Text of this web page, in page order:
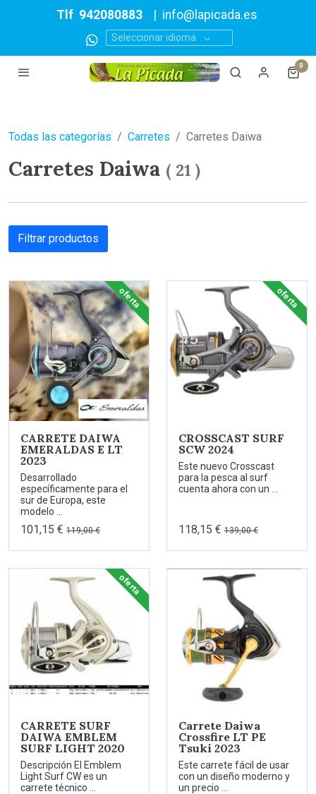
Tlf 942080883 info@lapicada.es
Seleccionar idioma
0
Todas las categorías Carretes Carretes Daiwa
Carretes Daiwa ( 21 )
Filtrar productos
CARRETE DAIWA
EMERALDAS E LT
2023
Desarrollado
específicamente para el
sur de Europa, este
modelo ...
101,15 € 119,00 €
oferta
CROSSCAST SURF
SCW 2024
Este nuevo Crosscast
para la pesca al surf
cuenta ahora con un ...
118,15 € 139,00 €
oferta
CARRETE SURF
DAIWA EMBLEM
SURF LIGHT 2020
Descripción El Emblem
Light Surf CW es un
carrete técnico ...
oferta
Carrete Daiwa
Crossfire LT PE
Tsuki 2023
Este carrete fácil de usar
con un diseño moderno y
un precio ...